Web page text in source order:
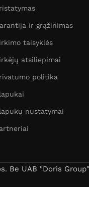
ir grąžinimas
taisyklės
atsiliepimai
politika
nustatymai
Be UAB "Doris